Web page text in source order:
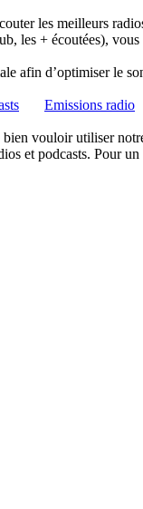
les meilleurs
les + écoutées),
afin d’optimiser le
Emissions radio
bien vouloir utiliser
et podcasts. Pour